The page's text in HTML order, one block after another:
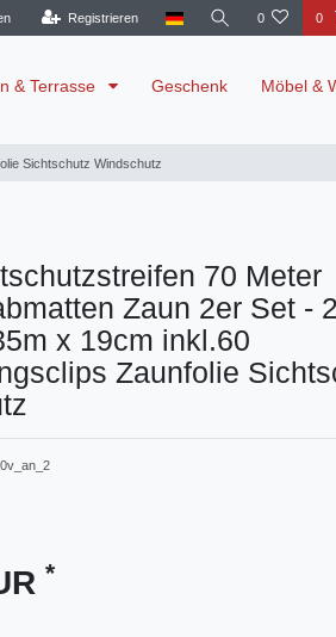
Registrieren 0 0
& Terrasse Geschenk Möbel &
Sichtschutz Windschutz
70 Meter
Zaun 2er Set - 2
x 19cm inkl.60
Zaunfolie
*